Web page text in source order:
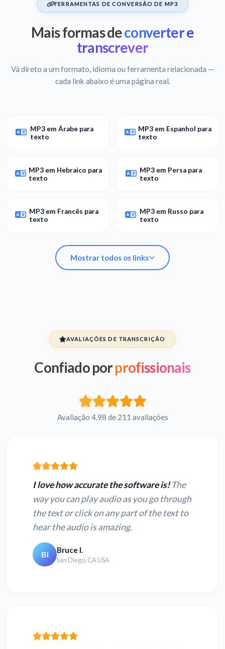
FERRAMENTAS DE CONVERSÃO DE MP3
Mais formas deconverter e
transcrever
Vá direto a um formato, idioma ou ferramenta relacionada —
cada link abaixo é uma página real.
MP3 em Árabe para
texto
MP3 em Espanhol para
texto
MP3 em Hebraico para
texto
MP3 em Persa para
texto
MP3 em Francês para
texto
MP3 em Russo para
texto
Mostrar todos os links
texto
MP3 em Hebraico para
texto
MP3 em Persa para
texto
MP3 em Francês para
MP3 em Russo para
texto
Converter M4A em
Converter OGG em
AVALIAÇÕES DE TRANSCRIÇÃO
Confiado porprofissionais
Avaliação 4.98 de 211 avaliações
I love how accurate the software is!The
way you can play audio as you go through
the text or click on any part of the text to
hear the audio is amazing.
BI Bruce I.
San Diego, CA USA